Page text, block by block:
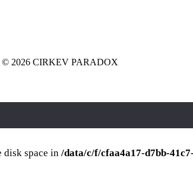
© 2026 CIRKEV PARADOX
space in /data/c/f/cfaa4a17-d7bb-